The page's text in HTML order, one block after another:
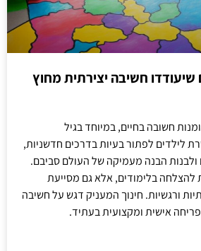
שיעודדו חשיבה יצירתית מחוץ
חשובה בחיים, במיוחד בגיל
לילדים לפתור בעיות בדרכים חדשניות,
ולבנות הבנה מעמיקה של העולם סביבם.
להצלחה בלימודים, אלא גם מסייעת
ורגשיות. חינוך המעניק דגש על חשיבה
אישית ומקצועית בעתיד.